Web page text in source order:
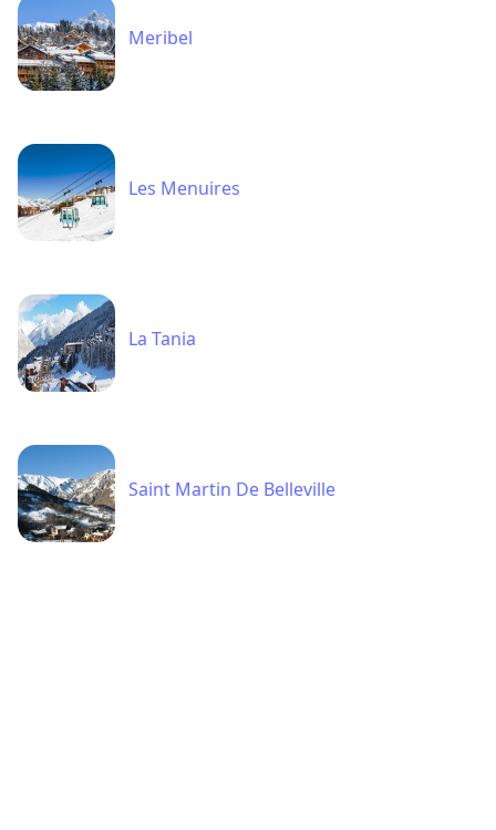
Meribel
Les Menuires
La Tania
Saint Martin De Belleville